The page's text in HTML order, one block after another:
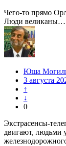
Чего-то прямо
Люди великаны…
Юша
3 августа
↑
↓
0
Экстрасенсы-
двигают, людьми